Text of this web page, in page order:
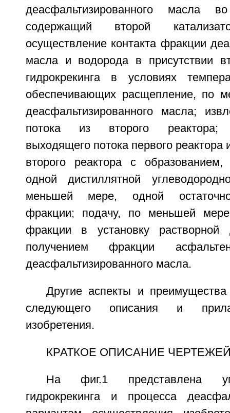
деасфальтизированного масла
содержащий второй
осуществление контакта фракции
масла и водорода в присутствии
гидрокрекинга в условиях
обеспечивающих расщепление, по
деасфальтизированного масла;
потока из второго реактора;
выходящего потока первого реактора
второго реактора с
одной дистиллятной
меньшей мере, одной
фракции; подачу, по меньшей
фракции в установку растворной
получением фракции
деасфальтизированного масла.
Другие аспекты и
следующего описания и
изобретения.
КРАТКОЕ ОПИСАНИЕ
На фиг.1 представлена
гидрокрекинга и процесса